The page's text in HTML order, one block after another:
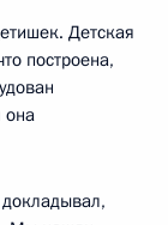
Детская
построена,
она